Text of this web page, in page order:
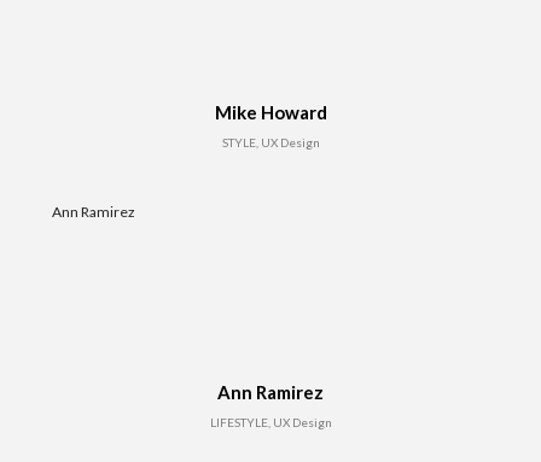
Mike Howard
STYLE, UX Design
Ann Ramirez
Ann Ramirez
LIFESTYLE, UX Design